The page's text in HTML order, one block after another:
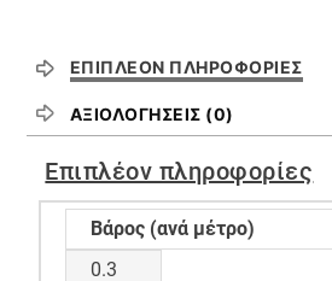
ΕΠΙΠΛΈΟΝ ΠΛΗΡΟΦΟΡΊΕΣ
ΑΞΙΟΛΟΓΉΣΕΙΣ (0)
Επιπλέον πληροφορίες
Βάρος (ανά μέτρο)
0.3